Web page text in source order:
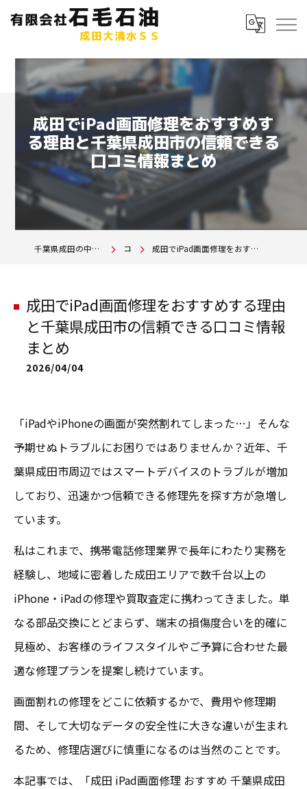
成田でiPad画面修理をおすすめす
る理由と千葉県成田市の信頼できる
口コミ情報まとめ
千葉県成田の中古車は有限会社石毛石油 成田大清水SS コラム 成田でiPad画面修理をおすすめする理由と千葉県成田市の信頼できる口コミ情報まとめ
成田でiPad画面修理をおすすめする理由
と千葉県成田市の信頼できる口コミ情報
まとめ
2026/04/04
「iPadやiPhoneの画面が突然割れてしまった…」そんな
予期せぬトラブルにお困りではありませんか？近年、千
葉県成田市周辺ではスマートデバイスのトラブルが増加
しており、迅速かつ信頼できる修理先を探す方が急増し
ています。
私はこれまで、携帯電話修理業界で長年にわたり実務を
経験し、地域に密着した成田エリアで数千台以上の
iPhone・iPadの修理や買取査定に携わってきました。単
なる部品交換にとどまらず、端末の損傷度合いを的確に
見極め、お客様のライフスタイルやご予算に合わせた最
適な修理プランを提案し続けています。
画面割れの修理をどこに依頼するかで、費用や修理期
間、そして大切なデータの安全性に大きな違いが生まれ
るため、修理店選びに慎重になるのは当然のことです。
本記事では、「成田 iPad画面修理 おすすめ 千葉県成田